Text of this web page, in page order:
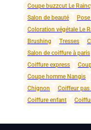
Coupe buzzcut Le
Salon de beauté
Coloration végétale Le
Brushing
Tresses
Salon de coiffure à paris
Coiffure express
Coupe homme Nangis
Chignon
Coiffeur pas
Coiffure enfant